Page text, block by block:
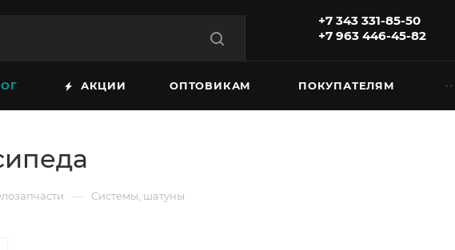
+7 343 331-85-50
+7 963 446-45-82
АКЦИИ ОПТОВИКАМ ПОКУПАТЕЛЯМ
— Системы, шатуны